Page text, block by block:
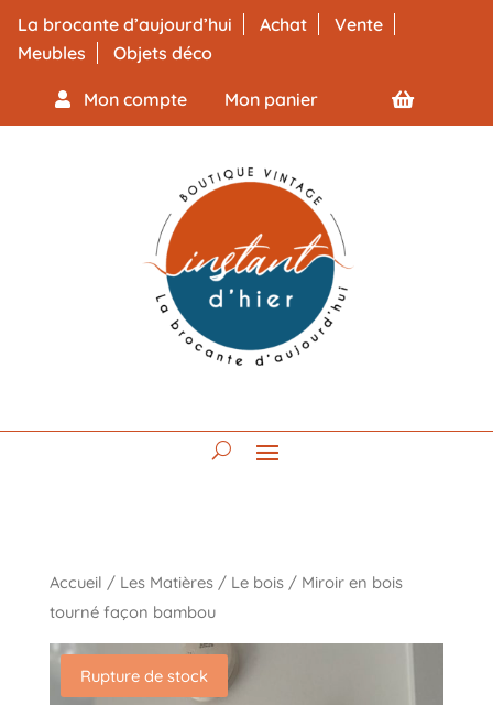
La brocante d’aujourd’hui Achat
Vente
Meubles
Objets déco
Mon compte Mon panier
Accueil / Les Matières/ Le bois/ Miroir en bois
tourné façon bambou
Rupture de stock